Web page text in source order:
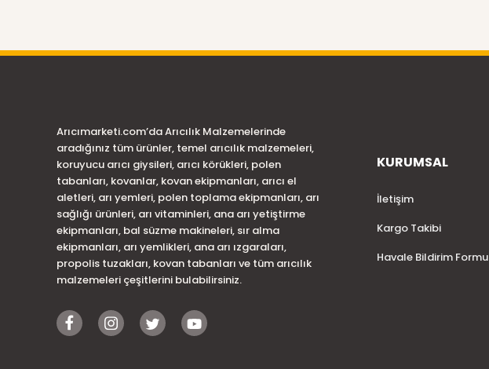
Arıcımarketi.com’da Arıcılık Malzemelerinde
aradığınız tüm ürünler, temel arıcılık malzemeleri,
koruyucu arıcı giysileri, arıcı körükleri, polen
tabanları, kovanlar, kovan ekipmanları, arıcı el
aletleri, arı yemleri, polen toplama ekipmanları, arı
sağlığı ürünleri, arı vitaminleri, ana arı yetiştirme
ekipmanları, bal süzme makineleri, sır alma
ekipmanları, arı yemlikleri, ana arı ızgaraları,
propolis tuzakları, kovan tabanları ve tüm arıcılık
malzemeleri çeşitlerini bulabilirsiniz.
KURUMSAL
İletişim
Kargo Takibi
Havale Bildirim Formu